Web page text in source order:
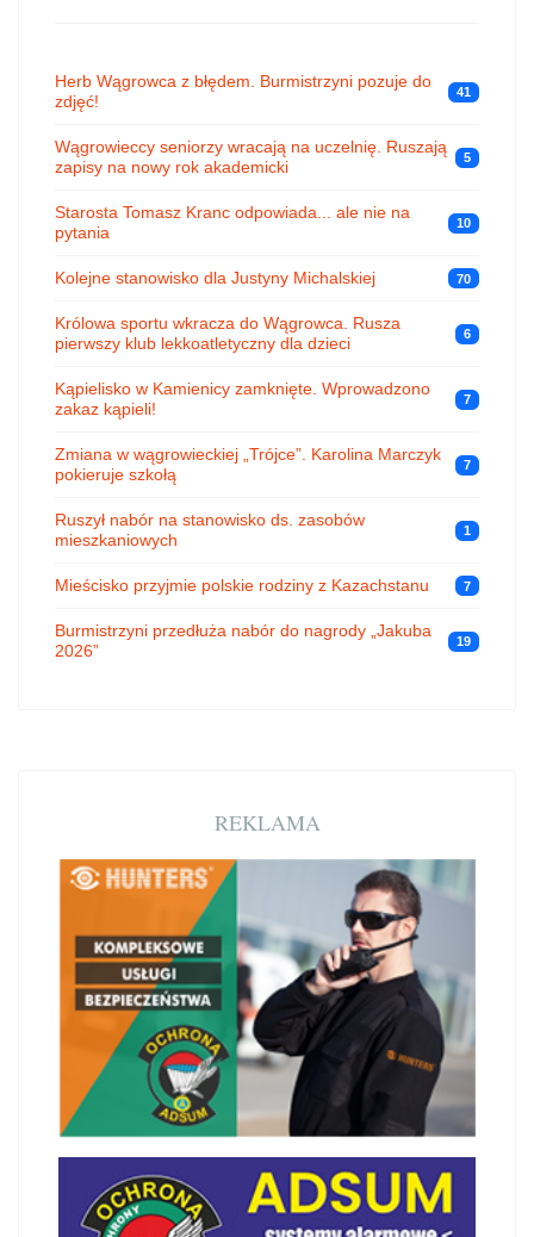
Herb Wągrowca z błędem. Burmistrzyni pozuje do
zdjęć!
41
Wągrowieccy seniorzy wracają na uczelnię. Ruszają
zapisy na nowy rok akademicki
5
Starosta Tomasz Kranc odpowiada... ale nie na
pytania
10
Kolejne stanowisko dla Justyny Michalskiej 70
Królowa sportu wkracza do Wągrowca. Rusza
pierwszy klub lekkoatletyczny dla dzieci
6
Kąpielisko w Kamienicy zamknięte. Wprowadzono
zakaz kąpieli!
7
Zmiana w wągrowieckiej „Trójce”. Karolina Marczyk
pokieruje szkołą
7
Ruszył nabór na stanowisko ds. zasobów
mieszkaniowych
1
Mieścisko przyjmie polskie rodziny z Kazachstanu 7
Burmistrzyni przedłuża nabór do nagrody „Jakuba
2026”
19
REKLAMA